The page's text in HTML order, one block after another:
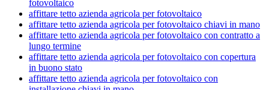
fotovoltaico
affittare tetto azienda agricola per fotovoltaico
affittare tetto azienda agricola per fotovoltaico chiavi in mano
affittare tetto azienda agricola per fotovoltaico con contratto a
lungo termine
affittare tetto azienda agricola per fotovoltaico con copertura
in buono stato
affittare tetto azienda agricola per fotovoltaico con